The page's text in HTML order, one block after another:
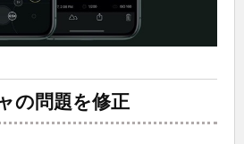
の問題を修正